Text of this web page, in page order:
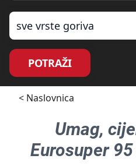
sve vrste goriva
POTRAŽI
< Naslovnica
Umag,
Eurosuper